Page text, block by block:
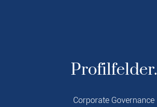
Profilfelder.
Corporate Governance